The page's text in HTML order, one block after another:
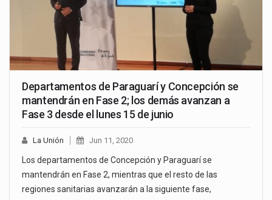
Departamentos de Paraguarí y Concepción se
mantendrán en Fase 2; los demás avanzan a
Fase 3 desde el lunes 15 de junio
La Unión Jun 11, 2020
Los departamentos de Concepción y Paraguarí se
mantendrán en Fase 2, mientras que el resto de las
regiones sanitarias avanzarán a la siguiente fase,